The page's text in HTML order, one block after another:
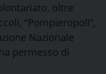
oltre
“Pompieropoli”,
Nazionale
permesso di